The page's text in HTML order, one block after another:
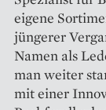
eigene
jüngerer
Namen als
man weiter
mit einer